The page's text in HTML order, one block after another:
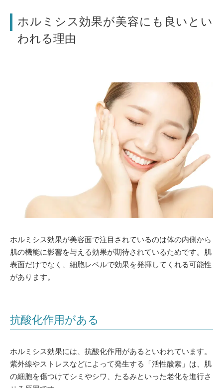
ホルミシス効果が美容にも良いとい
われる理由
ホルミシス効果が美容面で注目されているのは体の内側から
肌の機能に影響を与える効果が期待されているためです。肌
表面だけでなく、細胞レベルで効果を発揮してくれる可能性
があります。
抗酸化作用がある
ホルミシス効果には、抗酸化作用があるといわれています。
紫外線やストレスなどによって発生する「活性酸素」は、肌
の細胞を傷つけてシミやシワ、たるみといった老化を進行さ